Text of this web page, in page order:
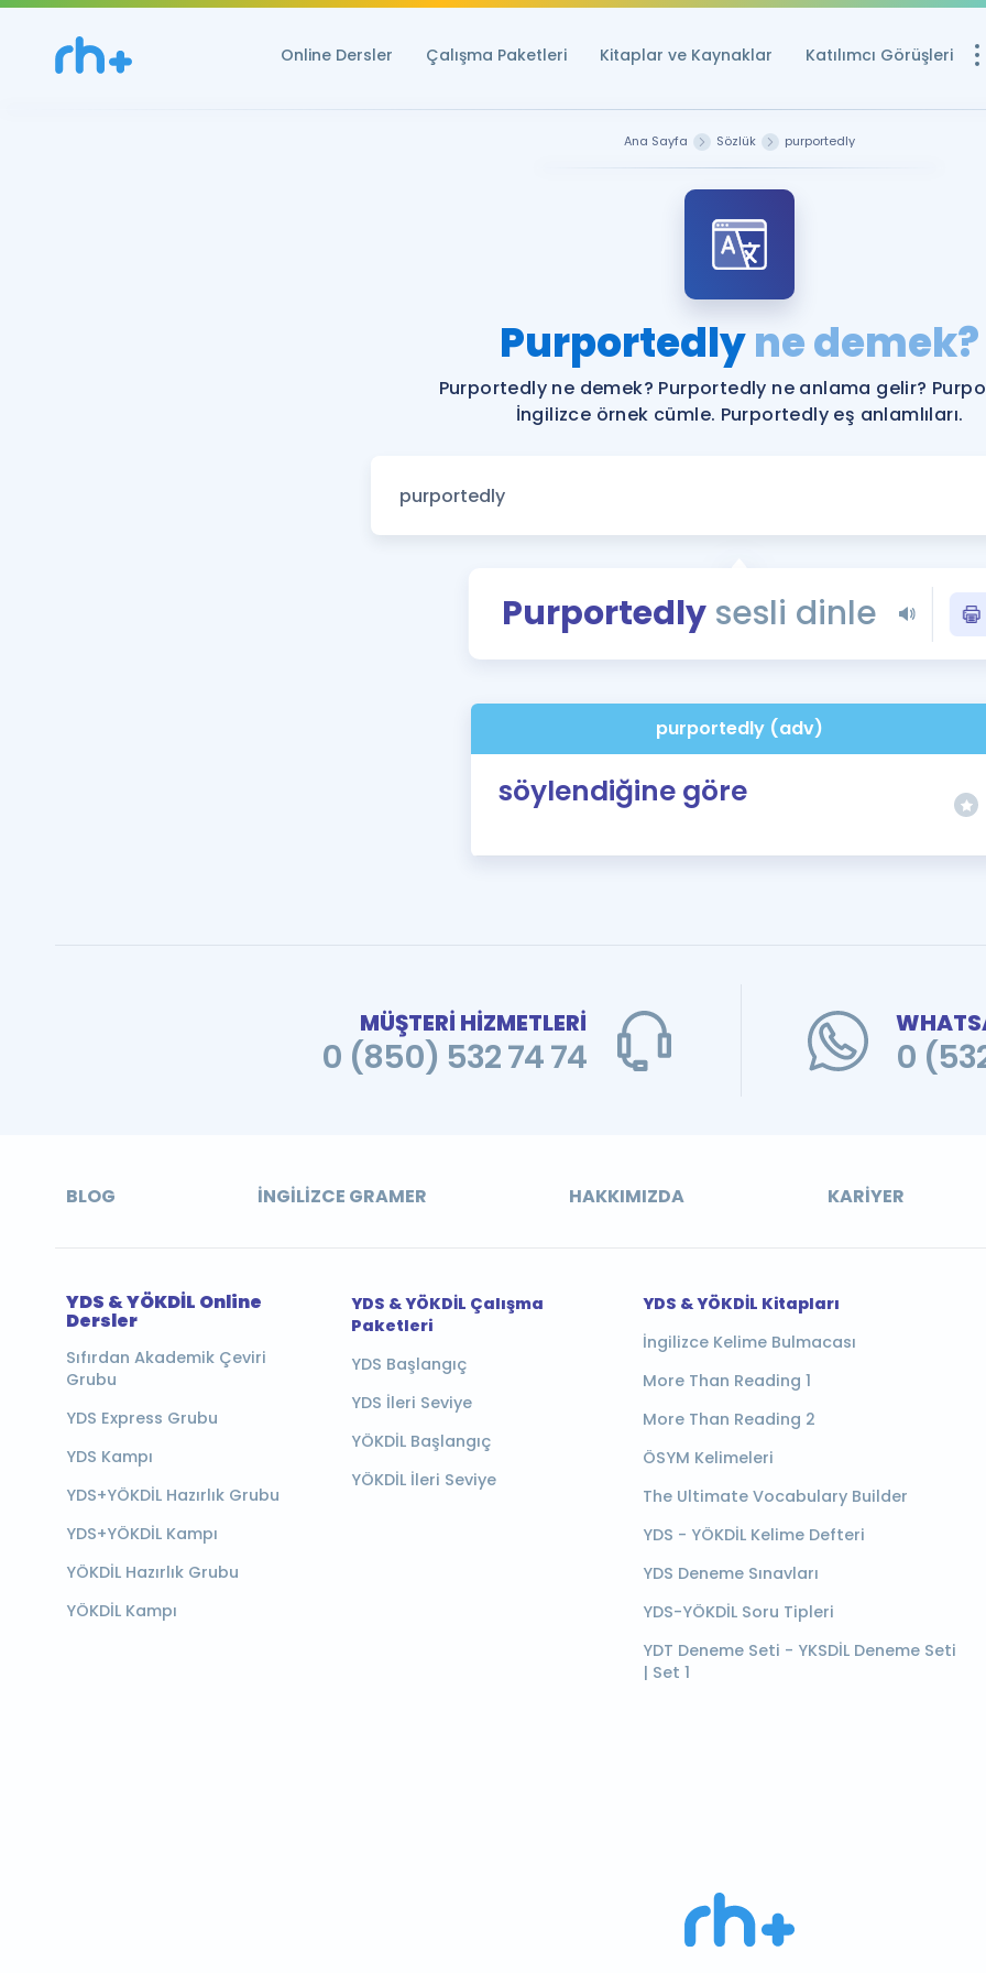
Online Dersler Çalışma Paketleri Kitaplar ve Kaynaklar Katılımcı Görüşleri
Ücretsiz
YDS ve YÖKDİL
YDS ve YÖKDİL'e
Tüm ÖSYM
Blog
YDS - YÖKDİL
İngilizce
Ana Sayfa Sözlük purportedly
Purportedlyne demek?
Purportedly ne demek? Purportedly ne anlama gelir?
İngilizce örnek cümle. Purportedly eş anlamlıları.
Purportedlysesli dinle
purportedly (adv)
söylendiğine göre
MÜŞTERİ HİZMETLERİ
0 (850) 532 74 74 0
BLOG İNGILIZCE GRAMER HAKKIMIZDA KARIYER
YDS & YÖKDİL Online
Dersler
Sıfırdan Akademik Çeviri
Grubu
YDS Express Grubu
YDS Kampı
YDS+YÖKDİL Hazırlık Grubu
YDS+YÖKDİL Kampı
YÖKDİL Hazırlık Grubu
YÖKDİL Kampı
YDS & YÖKDİL Çalışma
Paketleri
YDS Başlangıç
YDS İleri Seviye
YÖKDİL Başlangıç
YÖKDİL İleri Seviye
YDS & YÖKDİL Kitapları
İngilizce Kelime Bulmacası
More Than Reading 1
More Than Reading 2
ÖSYM Kelimeleri
The Ultimate Vocabulary Builder
YDS - YÖKDİL Kelime Defteri
YDS Deneme Sınavları
YDS-YÖKDİL Soru Tipleri
YDT Deneme Seti - YKSDİL Deneme Seti
| Set 1